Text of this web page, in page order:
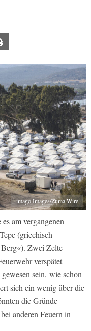
imago Images/Zuma Wire
am vergangenen
(griechisch
Zwei Zelte
verspätet
sein, wie schon
sich ein wenig über die
die Gründe
anderen Feuern in